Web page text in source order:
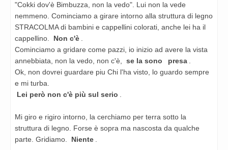
"Cokki dov'è Bimbuzza, non la vedo". Lui non la vede
nemmeno. Cominciamo a girare intorno alla struttura di legno
STRACOLMA di bambini e cappellini colorati, anche lei ha il
cappellino.
Non c'è
Cominciamo a gridare come pazzi, io inizio ad avere la vista
annebbiata, non la vedo, non c'è,
se la sono presa
Ok, non dovrei guardare piu Chi l'ha visto, lo guardo sempre
e mi turba.
Lei però non c'è più sul serio
Mi giro e rigiro intorno, la cerchiamo per terra sotto la
struttura di legno. Forse è sopra ma nascosta da qualche
parte. Gridiamo.
Niente